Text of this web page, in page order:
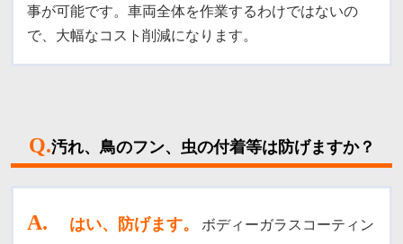
事が可能です。車両全体を作業するわけではないの
で、大幅なコスト削減になります。
Q.汚れ、鳥のフン、虫の付着等は防げますか？
A. はい、防げます。
ボディーガラスコーティン